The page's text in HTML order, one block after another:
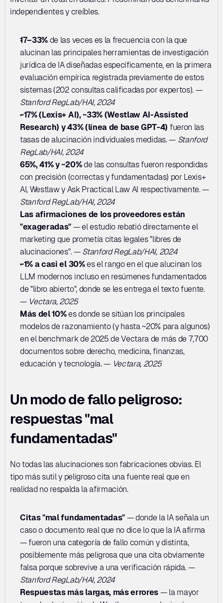
independientes y creíbles.
17–33% de las veces es la frecuencia con la que
alucinan las principales herramientas de investigación
jurídica de IA diseñadas específicamente, en la primera
evaluación empírica registrada previamente de estos
sistemas (202 consultas calificadas por expertos). —
Stanford RegLab/HAI, 2024
~17% (Lexis+ AI), ~33% (Westlaw AI-Assisted
Research) y 43% (línea de base GPT-4) fueron las
tasas de alucinación individuales medidas. — Stanford
RegLab/HAI, 2024
65%, 41% y ~20% de las consultas fueron respondidas
con precisión (correctas y fundamentadas) por Lexis+
Stanford RegLab/HAI, 2024
Las afirmaciones de los proveedores están
"exageradas" — el estudio rebatió directamente el
marketing que prometía citas legales "libres de
alucinaciones". — Stanford RegLab/HAI, 2024
~1% a casi el 30% es el rango en el que alucinan los
LLM modernos incluso en resúmenes fundamentados
de "libro abierto", donde se les entrega el texto fuente.
— Vectara, 2025
Más del 10% es donde se sitúan los principales
modelos de razonamiento (y hasta ~20% para algunos)
en el benchmark de 2025 de Vectara de más de 7,700
documentos sobre derecho, medicina, finanzas,
educación y tecnología. — Vectara, 2025
Un modo de fallo peligroso:
respuestas "mal
fundamentadas"
No todas las alucinaciones son fabricaciones obvias. El
tipo más sutil y peligroso cita una fuente real que en
realidad no respalda la afirmación.
Citas "mal fundamentadas" — donde la IA señala un
caso o documento real que no dice lo que la IA afirma
— fueron una categoría de fallo común y distinta,
posiblemente más peligrosa que una cita obviamente
falsa porque sobrevive a una verificación rápida. —
Stanford RegLab/HAI, 2024
Respuestas más largas, más errores — la mayor